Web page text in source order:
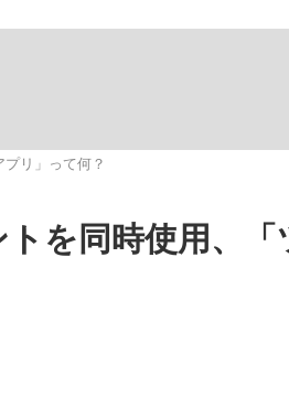
聞... 「クマが悪者扱
リ」って何？
を同時使用、